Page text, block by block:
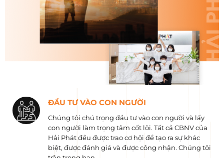
ĐẦU TƯ VÀO CON NGƯỜI
Chúng tôi chú trọng đầu tư vào con người và lấy
con người làm trọng tâm cốt lõi. Tất cả CBNV của
Hải Phát đều được trao cơ hội để tạo ra sự khác
biệt, được đánh giá và được công nhận. Chúng tôi